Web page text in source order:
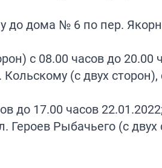
дома № 6 по пер.
с 08.00 часов до 20.00
(с двух сторон),
до 17.00 часов
Рыбачьего (с двух